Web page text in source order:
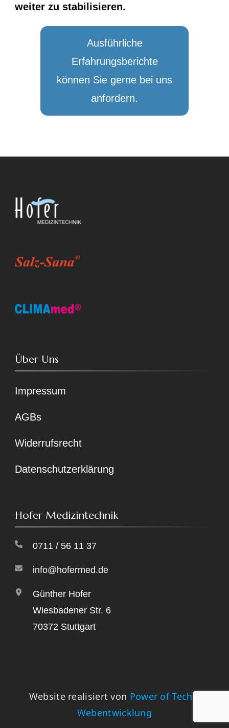
weiter zu stabilisieren.
Ausführliche
Erfahrungsberichte
können Sie gerne bei uns
anfordern.
Über Uns
Impressum
AGBs
Widerrufsrecht
Datenschutzerklärung
Hofer Medizintechnik
0711 / 56 11 37
info@hofermed.de
Günther Hofer
Wiesbadener Str. 6
70372 Stuttgart
Website realisiert von Power of Tech –
Webentwicklung